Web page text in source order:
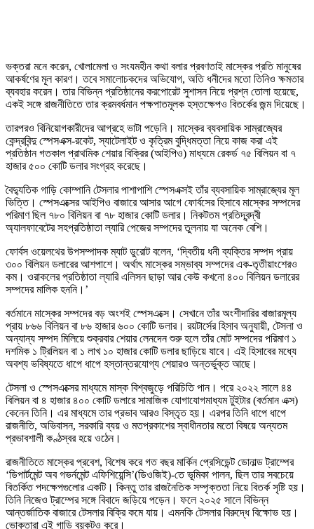
ভক্তরা মনে করেন, খোলামেলা ও সংযমহীন কথা বলার প্রবণতাই মাস্কের প্রতি মানুষের
আকর্ষণের মূল কারণ। তবে সমালোচকদের অভিযোগ, অতি ধনীদের মতো তিনিও ক্ষমতার
ব্যবহার করেন। তার বিভিন্ন প্রতিষ্ঠানের করপোরেট সুশাসন নিয়ে প্রশ্ন তোলা হয়েছে,
একই সঙ্গে রাজনীতিতে তার ক্রমবর্ধমান পক্ষপাতমূলক হস্তক্ষেপও বিতর্কের জন্ম দিয়েছে।
তারপরও বিনিয়োগকারীদের আগ্রহে ভাটা পড়েনি। মাস্কের ব্যবসায়িক সাম্রাজ্যের
কেন্দ্রবিন্দু স্পেসএক্স-রকেট, স্যাটেলাইট ও কৃত্রিম বুদ্ধিমত্তা নিয়ে কাজ করা এই
প্রতিষ্ঠান গতকাল প্রাথমিক শেয়ার বিক্রির (আইপিও) মাধ্যমে রেকর্ড ৭৫ বিলিয়ন বা ৭
হাজার ৫০০ কোটি ডলার সংগ্রহ করেছে।
বৈদ্যুতিক গাড়ি কোম্পানি টেসলার পাশাপাশি স্পেসএক্সই তাঁর ব্যবসায়িক সাম্রাজ্যের মূল
ভিত্তি। স্পেসএক্সের আইপিও বাজারে আসার আগে ফোর্বসের হিসাবে মাস্কের সম্পদের
পরিমাণ ছিল ৭৮০ বিলিয়ন বা ৭৮ হাজার কোটি ডলার। নিকটতম প্রতিদ্বন্দ্বী
অ্যালফাবেটের সহপ্রতিষ্ঠাতা ল্যারি পেজের সম্পদের তুলনায় যা অনেক বেশি।
ফোর্বস ওয়েলথের উপসম্পাদক ম্যাট ডুরোট বলেন, ‘দ্বিতীয় ধনী ব্যক্তির সম্পদ প্রায়
৩০০ বিলিয়ন ডলারের আশপাশে। অর্থাৎ মাস্কের সম্ভাব্য সম্পদের এক-তৃতীয়াংশেরও
কম। ওরাকলের প্রতিষ্ঠাতা ল্যারি এলিসন ছাড়া আর কেউ কখনো ৪০০ বিলিয়ন ডলারের
সম্পদের মালিক হননি।’
বর্তমানে মাস্কের সম্পদের বড় অংশই স্পেসএক্সে। সেখানে তাঁর অংশীদারির বাজারমূল্য
প্রায় ৮৬৬ বিলিয়ন বা ৮৬ হাজার ৬০০ কোটি ডলার। রয়টার্সের হিসাব অনুযায়ী, টেসলা ও
অন্যান্য সম্পদ মিলিয়ে শুক্রবার শেয়ার লেনদেন শুরু হলে তাঁর মোট সম্পদের পরিমাণ ১
দশমিক ১ ট্রিলিয়ন বা ১ লাখ ১০ হাজার কোটি ডলার ছাড়িয়ে যাবে। এই হিসাবের মধ্যে
অবশ্য ভবিষ্যতে ধাপে ধাপে হস্তান্তরযোগ্য শেয়ারও অন্তর্ভুক্ত আছে।
টেসলা ও স্পেসএক্সের মাধ্যমে মাস্ক বিশ্বজুড়ে পরিচিতি পান। পরে ২০২২ সালে ৪৪
বিলিয়ন বা ৪ হাজার ৪০০ কোটি ডলারে সামাজিক যোগাযোগমাধ্যম টুইটার (বর্তমান এক্স)
কেনেন তিনি। এর মাধ্যমে তার প্রভাব আরও বিস্তৃত হয়। এরপর তিনি ধাপে ধাপে
রাজনীতি, অভিবাসন, সরকারি ব্যয় ও মতপ্রকাশের স্বাধীনতার মতো বিষয়ে অন্যতম
প্রভাবশালী কণ্ঠস্বর হয়ে ওঠেন।
রাজনীতিতে মাস্কের প্রবেশ, বিশেষ করে গত বছর মার্কিন প্রেসিডেন্ট ডোনাল্ড ট্রাম্পের
‘ডিপার্টমেন্ট অব গভর্নমেন্ট এফিশিয়েন্সি’(ডিওজিই)-তে ভূমিকা পালন, ছিল তার সবচেয়ে
বিতর্কিত পদক্ষেপগুলোর একটি। কিন্তু তার রাজনৈতিক সম্পৃক্ততা নিয়ে বিতর্ক সৃষ্টি হয়।
তিনি নিজেও ট্রাম্পের সঙ্গে বিবাদে জড়িয়ে পড়েন। ফলে ২০২৫ সালে বিভিন্ন
আন্তর্জাতিক বাজারে টেসলার বিক্রি কমে যায়। এমনকি টেসলার বিরুদ্ধে বিক্ষোভ হয়।
ভোক্তারা এই গাড়ি বয়কটও করে।